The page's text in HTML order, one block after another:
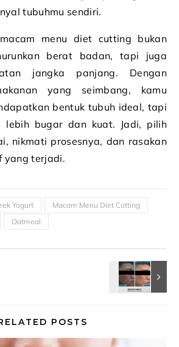
tubuhmu sendiri.
menu diet cutting bukan
berat badan, tapi juga
jangka panjang. Dengan
yang seimbang, kamu
bentuk tubuh ideal, tapi
lebih bugar dan kuat. Jadi, pilih
nikmati prosesnya, dan rasakan
yang terjadi.
Yogurt
Macam Menu Diet Cutting
Oatmeal
POSTS